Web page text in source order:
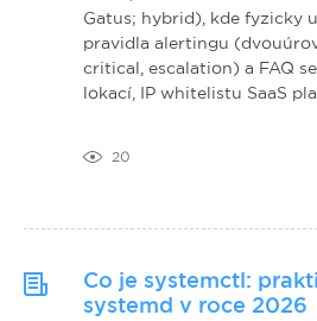
20
Gatus; hybrid), kde fyzicky
pravidla alertingu
critical, escalation) a FAQ
lokací, IP whitelistu SaaS
Co je systemctl:
systemd v roce 2026